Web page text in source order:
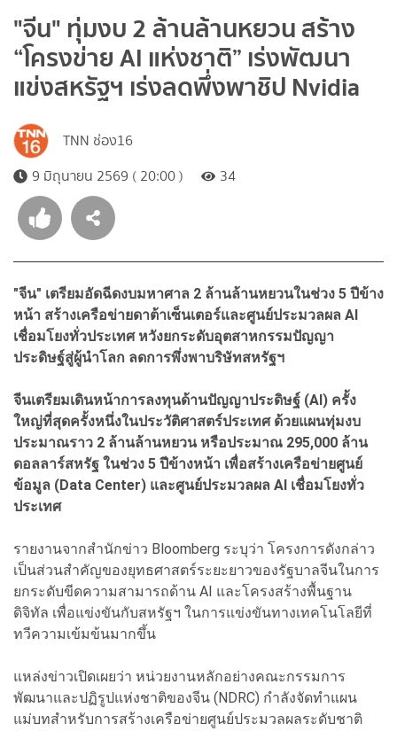
"จีน" ทุ่มงบ 2 ล้านล้านหยวน สร้าง
“โครงข่าย AI แห่งชาติ” เร่งพัฒนา
แข่งสหรัฐฯ เร่งลดพึ่งพาชิป Nvidia
TNN ช่อง16
9 มิถุนายน 2569 ( 20:00 )
34
"จีน" เตรียมอัดฉีดงบมหาศาล 2 ล้านล้านหยวนในช่วง 5 ปีข้าง
หน้า สร้างเครือข่ายดาต้าเซ็นเตอร์และศูนย์ประมวลผล AI
เชื่อมโยงทั่วประเทศ หวังยกระดับอุตสาหกรรมปัญญา
ประดิษฐ์สู่ผู้นำโลก ลดการพึ่งพาบริษัทสหรัฐฯ
จีนเตรียมเดินหน้าการลงทุนด้านปัญญาประดิษฐ์ (AI) ครั้ง
ใหญ่ที่สุดครั้งหนึ่งในประวัติศาสตร์ประเทศ ด้วยแผนทุ่มงบ
ประมาณราว 2 ล้านล้านหยวน หรือประมาณ 295,000 ล้าน
ดอลลาร์สหรัฐ ในช่วง 5 ปีข้างหน้า เพื่อสร้างเครือข่ายศูนย์
ข้อมูล (Data Center) และศูนย์ประมวลผล AI เชื่อมโยงทั่ว
ประเทศ
รายงานจากสำนักข่าว Bloomberg ระบุว่า โครงการดังกล่าว
เป็นส่วนสำคัญของยุทธศาสตร์ระยะยาวของรัฐบาลจีนในการ
ยกระดับขีดความสามารถด้าน AI และโครงสร้างพื้นฐาน
ดิจิทัล เพื่อแข่งขันกับสหรัฐฯ ในการแข่งขันทางเทคโนโลยีที่
ทวีความเข้มข้นมากขึ้น
แหล่งข่าวเปิดเผยว่า หน่วยงานหลักอย่างคณะกรรมการ
พัฒนาและปฏิรูปแห่งชาติของจีน (NDRC) กำลังจัดทำแผน
แม่บทสำหรับการสร้างเครือข่ายศูนย์ประมวลผลระดับชาติ